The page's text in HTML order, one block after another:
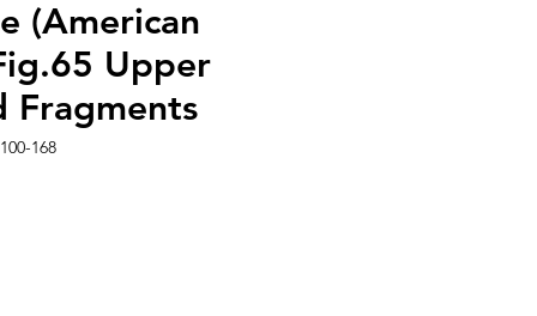
(American
Upper
Fragments
168